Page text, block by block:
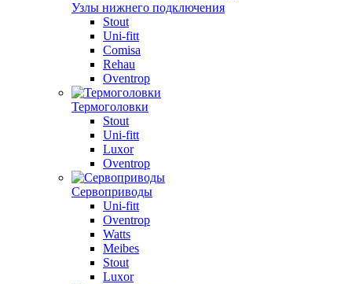
Узлы нижнего подключения
Stout
Uni-fitt
Comisa
Rehau
Oventrop
Термоголовки
Stout
Uni-fitt
Luxor
Oventrop
Сервоприводы
Uni-fitt
Oventrop
Watts
Meibes
Stout
Luxor